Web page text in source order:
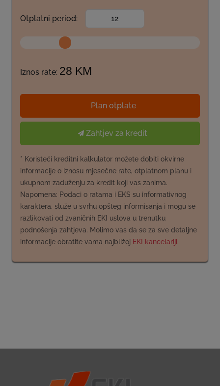
Otplatni period:
Iznos rate: 28 KM
Plan otplate
Zahtjev za kredit
* Koristeći kreditni kalkulator možete dobiti okvirne
informacije o iznosu mjesečne rate, otplatnom planu i
ukupnom zaduženju za kredit koji vas zanima.
Napomena: Podaci o ratama i EKS su informativnog
karaktera, služe u svrhu opšteg informisanja i mogu se
razlikovati od zvaničnih EKI uslova u trenutku
podnošenja zahtjeva. Molimo vas da se za sve detaljne
informacije obratite vama najbližoj EKI kancelariji.